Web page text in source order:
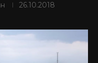
26.10.2018